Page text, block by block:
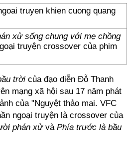
xử sống chung với mẹ chồng
truyện crossover của phim
trời của đạo diễn Đỗ Thanh
mạng xã hội sau 17 năm phát
của "Nguyệt thảo mai. VFC
ngoại truyện là crossover của
phán xửvà Phía trước là bầu